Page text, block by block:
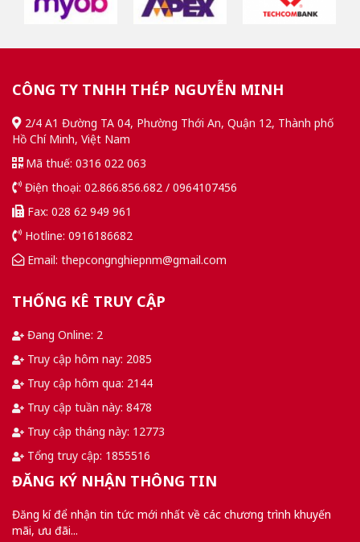
CÔNG TY TNHH THÉP NGUYỄN MINH
2/4 A1 Đường TA 04, Phường Thới An, Quận 12, Thành phố
Hồ Chí Minh, Việt Nam
Mã thuế: 0316 022 063
Điện thoại: 02.866.856.682 / 0964107456
Fax: 028 62 949 961
Hotline: 0916186682
Email: thepcongnghiepnm@gmail.com
THỐNG KÊ TRUY CẬP
Đang Online: 2
Truy cập hôm nay: 2085
Truy cập hôm qua: 2144
Truy cập tuần này: 8478
Truy cập tháng này: 12773
Tổng truy cập: 1855516
ĐĂNG KÝ NHẬN THÔNG TIN
Đăng kí để nhận tin tức mới nhất về các chương trình khuyến
mãi, ưu đãi...